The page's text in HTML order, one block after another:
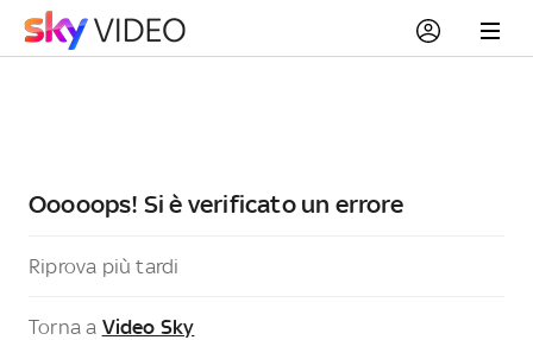
Ooooops! Si è verificato un errore
Riprova più tardi
Torna a Video Sky